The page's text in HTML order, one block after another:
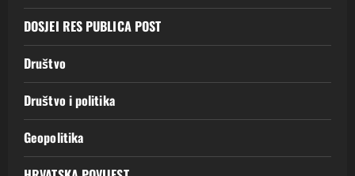
DOSJEI RES PUBLICA POST
Društvo
Društvo i politika
Geopolitika